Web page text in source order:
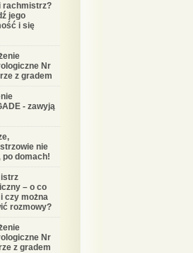
rachmistrz?
jego
i się
Nr
z gradem
- zawyją
nie
po domach!
– o co
czy można
rozmowy?
Nr
z gradem